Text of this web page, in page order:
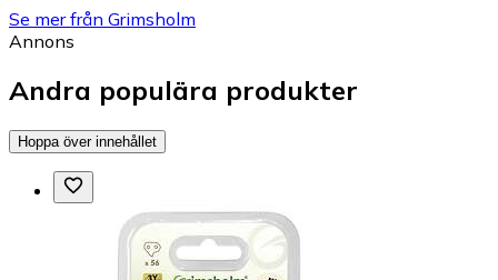
Se mer från Grimsholm
Annons
Andra populära produkter
Hoppa över innehållet